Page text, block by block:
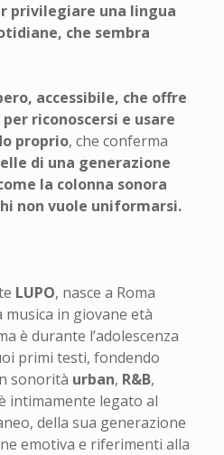
privilegiare una lingua
che sembra
accessibile, che offre
riconoscersi e usare
proprio, che conferma
di una generazione
la colonna sonora
non vuole uniformarsi.
LUPO, nasce a Roma
musica in giovane età
è durante l’adolescenza
primi testi, fondendo
sonorità urban, R&B,
intimamente legato al
della sua generazione
emotiva e riferimenti alla